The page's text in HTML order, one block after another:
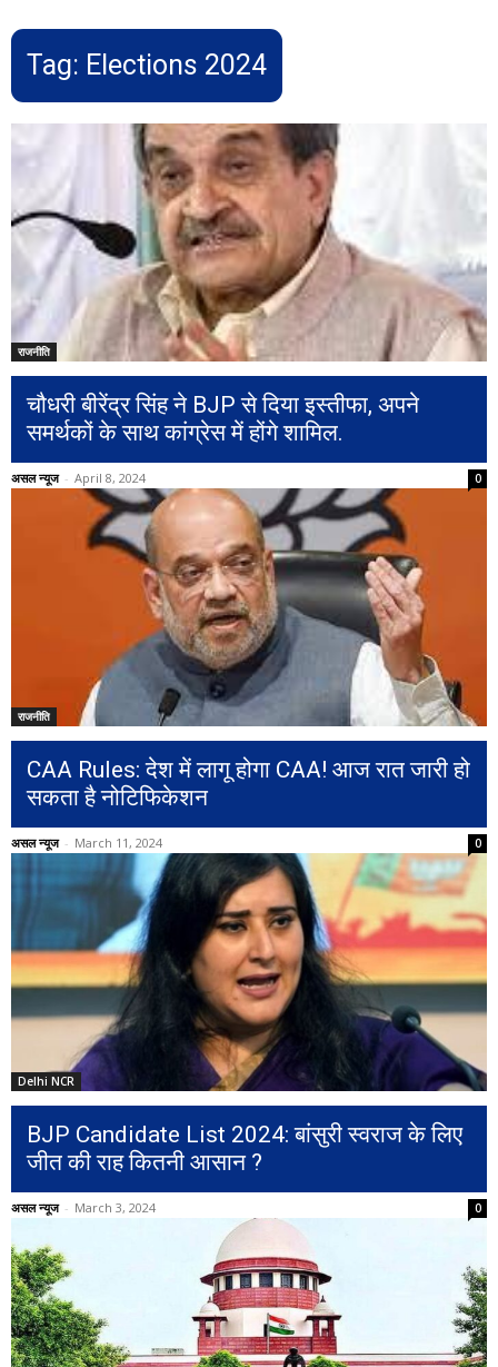
Tag: Elections 2024
राजनीति
चौधरी बीरेंद्र सिंह ने BJP से दिया इस्तीफा, अपने
समर्थकों के साथ कांग्रेस में होंगे शामिल.
असल न्यूज - April 8, 2024 0
राजनीति
CAA Rules: देश में लागू होगा CAA! आज रात जारी हो
सकता है नोटिफिकेशन
असल न्यूज - March 11, 2024 0
Delhi NCR
BJP Candidate List 2024: बांसुरी स्वराज के लिए
जीत की राह कितनी आसान ?
असल न्यूज - March 3, 2024 0